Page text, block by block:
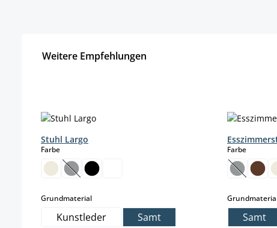
Weitere Empfehlungen
Stuhl Largo
Farbeauswählen
(Diese Option ist zurzeit nicht verfügbar.)
Grundmaterialauswählen
Kunstleder Samt
Farbe
(Diese
Samt